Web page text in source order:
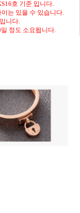
호 기준 입니다.
는 있을 수 있습니다.
니다.
정도 소요됩니다.